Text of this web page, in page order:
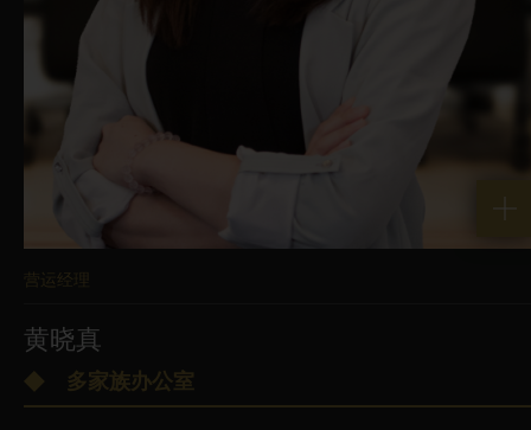
营运经理
黄晓真
多家族办公室
资者可能无法取回全部投资金额。
本网站提供的资讯，包括任何定价数据，
均属真诚发佈。儘管已采取所有合理的步
骤和预防措施来确保其准确性，但您在作
出任何投资决策时不应依赖此资讯的准确
失或损坏或任何类型的改动）不承担任何